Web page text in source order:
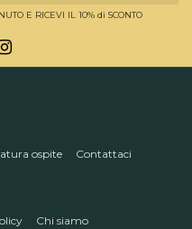
E RICEVI IL 10% di SCONTO
ospite Contattaci
Chi siamo